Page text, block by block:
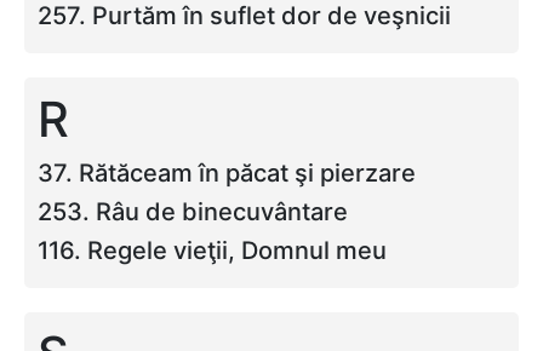
257. Purtăm în suflet dor de veşnicii
R
37. Rătăceam în păcat şi pierzare
253. Râu de binecuvântare
116. Regele vieţii, Domnul meu